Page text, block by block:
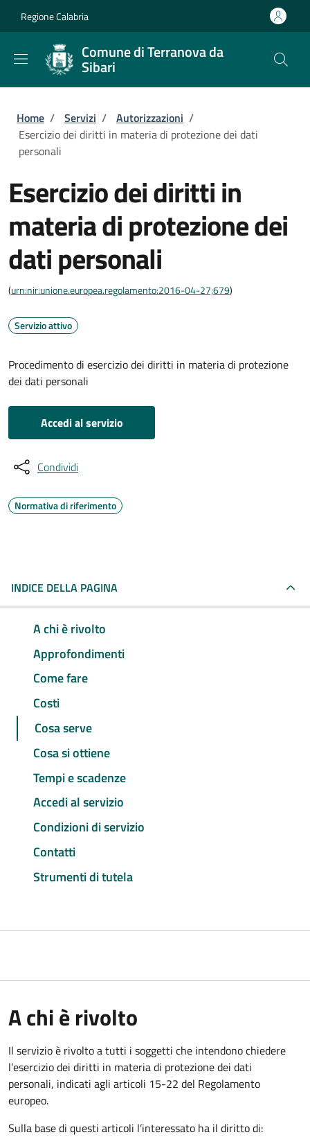
Regione Calabria
Comune di Terranova da
Sibari
Briciole di pane
Home / Servizi / Autorizzazioni /
Esercizio dei diritti in materia di protezione dei dati
personali
Esercizio dei diritti in
materia di protezione dei
dati personali
(urn:nir:unione.europea.regolamento:2016-04-27;679)
Servizio attivo
Procedimento di esercizio dei diritti in materia di protezione
dei dati personali
Accedi al servizio
Condividi
Normativa di riferimento
INDICE DELLA PAGINA
A chi è rivolto
Approfondimenti
Come fare
Costi
Cosa serve
Cosa si ottiene
Tempi e scadenze
Accedi al servizio
Condizioni di servizio
Contatti
Strumenti di tutela
A chi è rivolto
Il servizio è rivolto a tutti i soggetti che intendono chiedere
l’esercizio dei diritti in materia di protezione dei dati
personali, indicati agli articoli 15-22 del Regolamento
europeo.
Sulla base di questi articoli l’interessato ha il diritto di: